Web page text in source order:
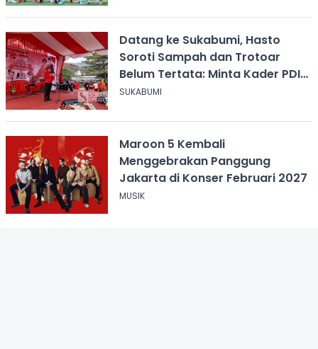
Datang ke Sukabumi, Hasto
Soroti Sampah dan Trotoar
Belum Tertata: Minta Kader PDIP
Bersihkan Kota
SUKABUMI
Maroon 5 Kembali
Menggebrakan Panggung
Jakarta di Konser Februari 2027
MUSIK